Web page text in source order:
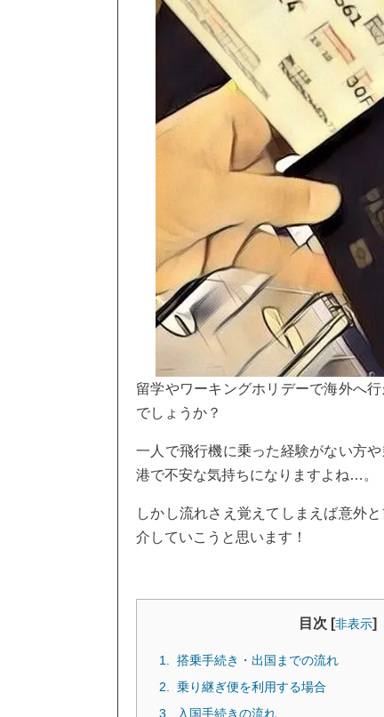
留学やワーキングホリデーで海外へ
でしょうか？
一人で飛行機に乗った経験がない方
港で不安な気持ちになりますよね…。
しかし流れさえ覚えてしまえば意外
介していこうと思います！
目次 [非表示]
搭乗手続き・出国までの流れ
乗り継ぎ便を利用する場合
入国手続きの流れ